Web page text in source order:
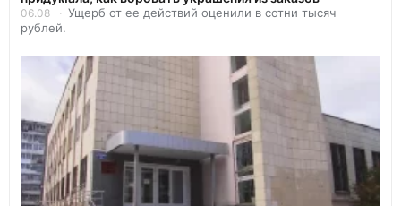
06.08
Ущерб от ее действий оценили в сотни тысяч
рублей.